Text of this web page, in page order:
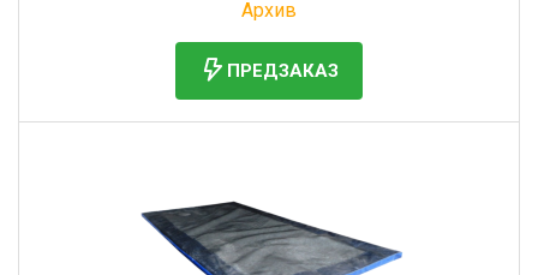
Архив
ПРЕДЗАКАЗ